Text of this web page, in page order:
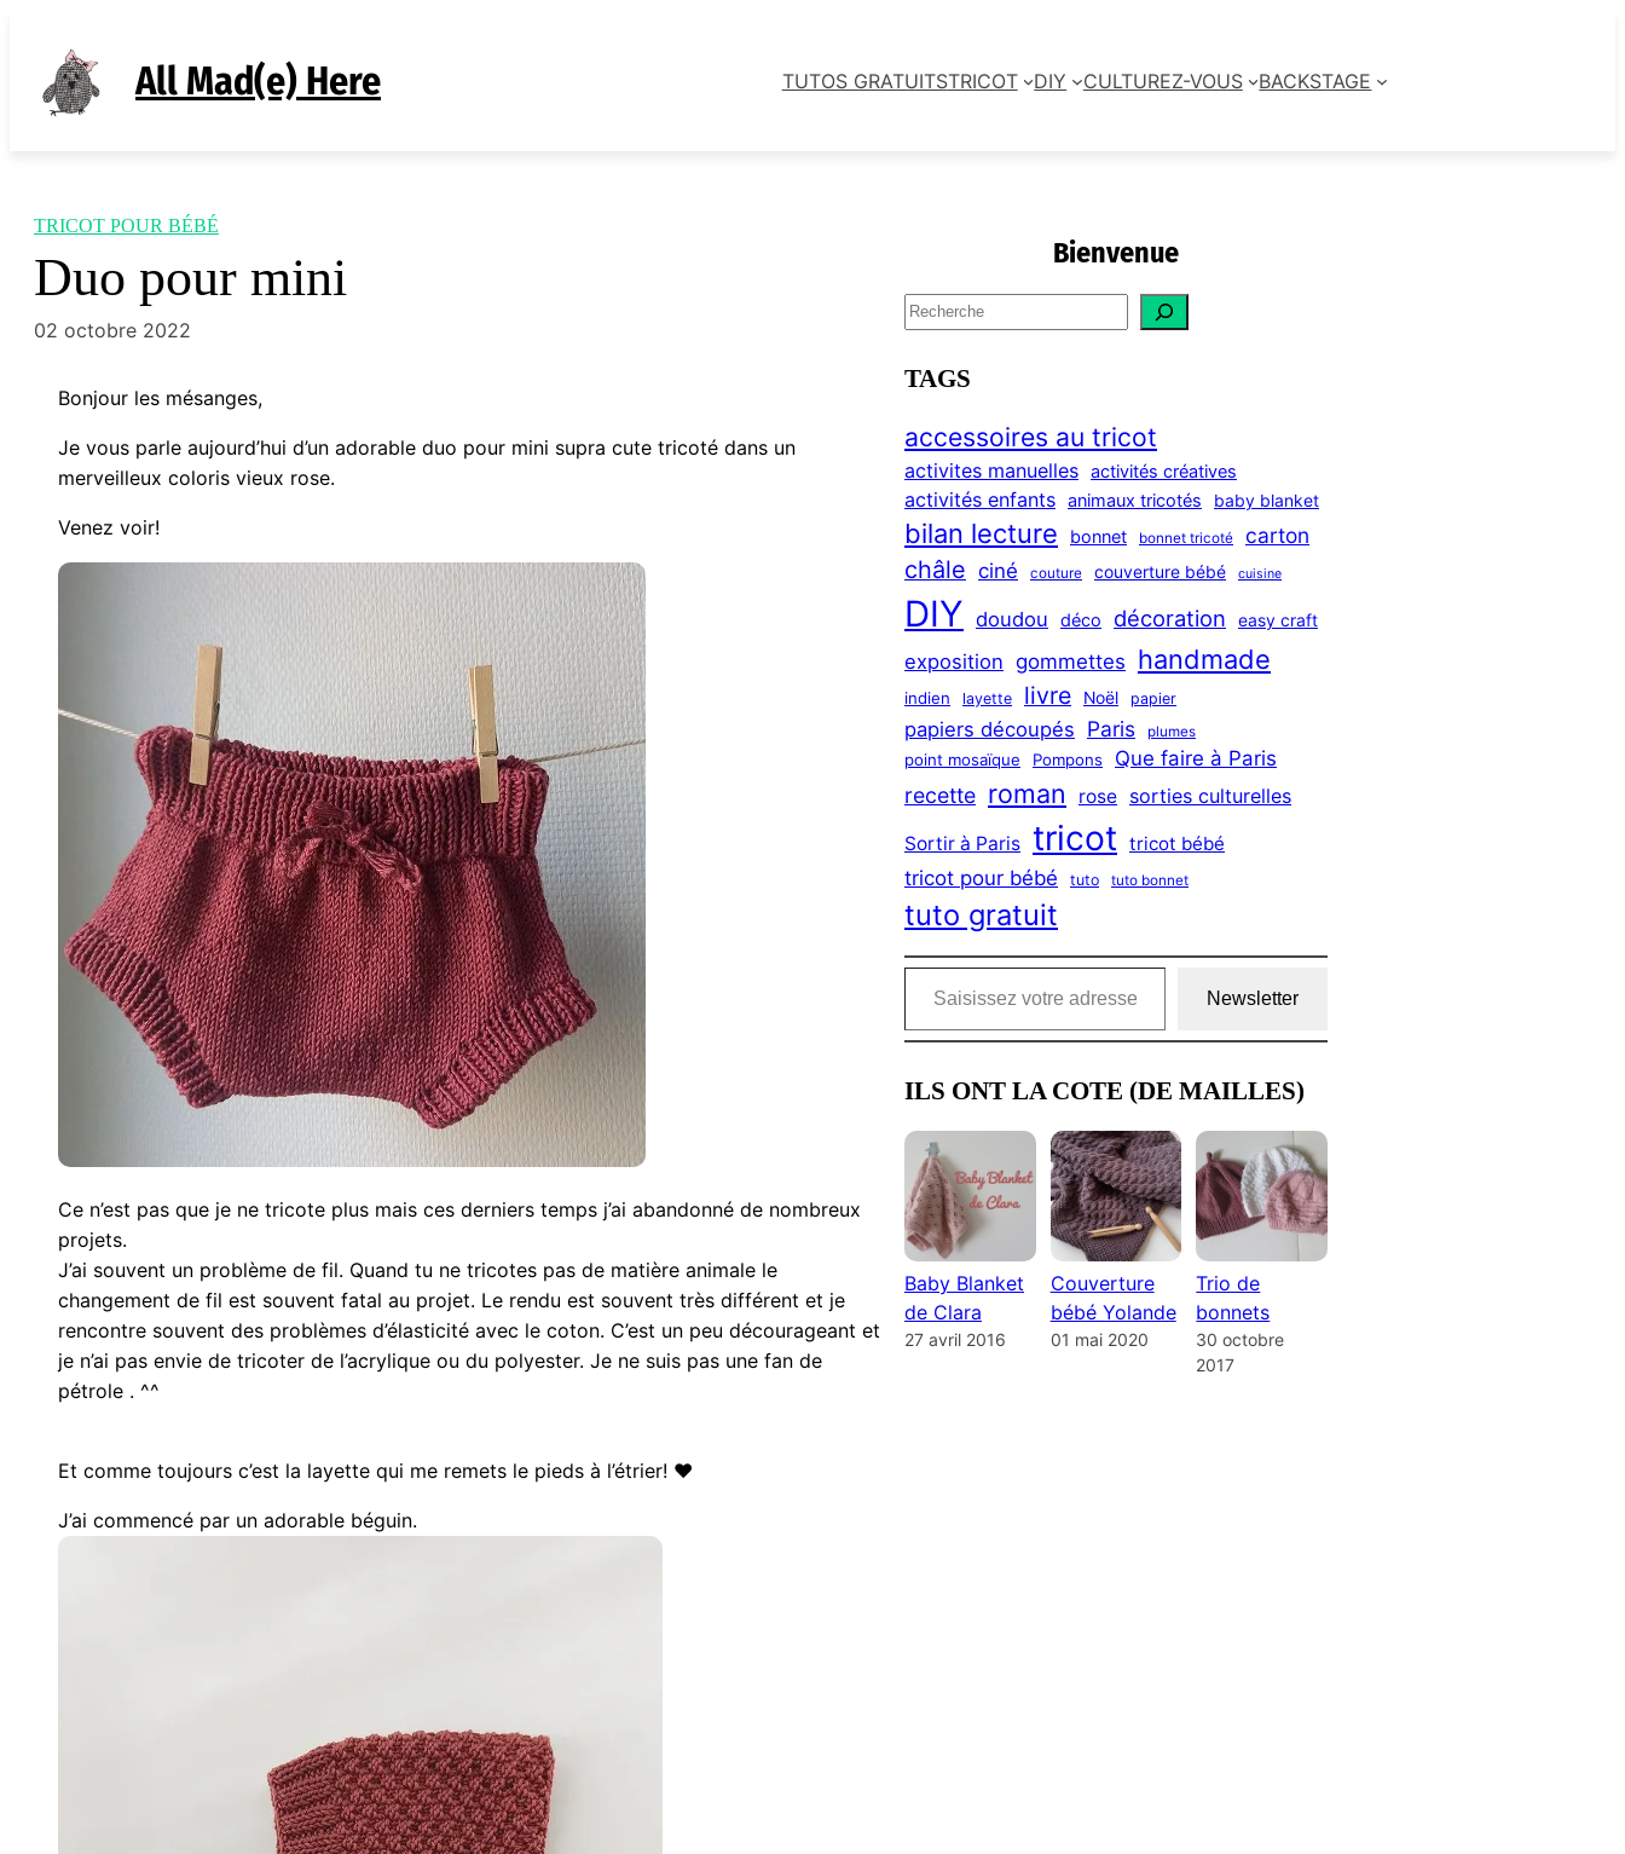
contenu
All Mad(e) Here TUTOS GRATUITSTRICOT DIY CULTUREZ-VOUS BACKSTAGE
TRICOT POUR BÉBÉ
Duo pour mini
02 octobre 2022
Bonjour les mésanges,
Je vous parle aujourd’hui d’un adorable duo pour mini supra cute tricoté dans un
merveilleux coloris vieux rose.
Venez voir!
Ce n’est pas que je ne tricote plus mais ces derniers temps j’ai abandonné de nombreux
projets.
J’ai souvent un problème de fil. Quand tu ne tricotes pas de matière animale le
changement de fil est souvent fatal au projet. Le rendu est souvent très différent et je
rencontre souvent des problèmes d’élasticité avec le coton. C’est un peu décourageant et
je n’ai pas envie de tricoter de l’acrylique ou du polyester. Je ne suis pas une fan de
pétrole . ^^
Et comme toujours c’est la layette qui me remets le pieds à l’étrier! ❤
J’ai commencé par un adorable béguin.
Bienvenue
S
e
a
r
h
TAGS
accessoires au tricot
activites manuelles activités créatives
activités enfants animaux tricotés baby blanket
bilan lecture bonnet bonnet tricoté carton
châle ciné couture couverture bébé cuisine
DIY doudou déco décoration easy craft
exposition gommettes handmade
indien layette livre Noël papier
papiers découpés Paris plumes
point mosaïque Pompons Que faire à Paris
recette roman rose sorties culturelles
Sortir à Paris tricot tricot bébé
tricot pour bébé tuto tuto bonnet
tuto gratuit
Saisissez votre adresse e-mail…
Newsletter
ILS ONT LA COTE (DE MAILLES)
Baby Blanket
de Clara
27 avril 2016
Couverture
bébé Yolande
01 mai 2020
Trio de
bonnets
30 octobre
2017